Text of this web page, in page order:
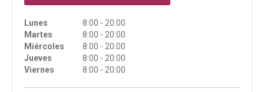
Lunes
8:00 - 20:00
Martes
8:00 - 20:00
Miércoles
8:00 - 20:00
Jueves
8:00 - 20:00
Viernes
8:00 - 20:00